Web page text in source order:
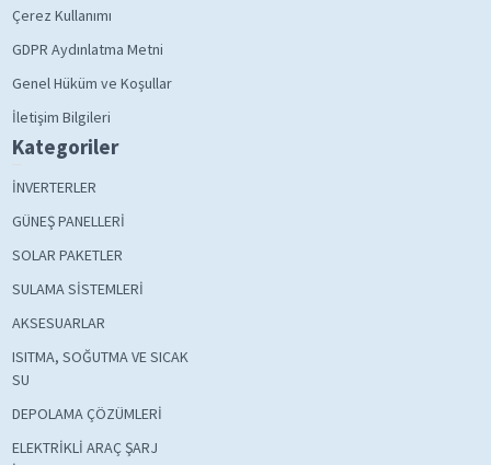
Çerez Kullanımı
GDPR Aydınlatma Metni
Genel Hüküm ve Koşullar
İletişim Bilgileri
Kategoriler
İNVERTERLER
GÜNEŞ PANELLERİ
SOLAR PAKETLER
SULAMA SİSTEMLERİ
AKSESUARLAR
ISITMA, SOĞUTMA VE SICAK
SU
DEPOLAMA ÇÖZÜMLERİ
ELEKTRİKLİ ARAÇ ŞARJ